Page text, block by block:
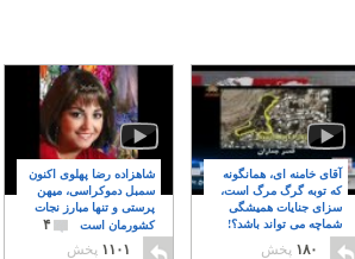
شاهزاده رضا پهلوی اکنون
سمبل دموکراسی، میهن
پرستی و تنها مبارز نجات
کشورمان است
۴
۱۱۰۱ پخش
آقای خامنه ای، همانگونه
که توبه گرگ مرگ است،
سزای جنایات همیشگی
شماچه می تواند باشد؟!
۸
۱۸۰ پخش